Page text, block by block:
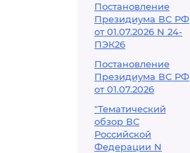
Постановление
Президиума ВС РФ
от 01.07.2026 N 24-
ПЭК26
Постановление
Президиума ВС РФ
от 01.07.2026
"Тематический
обзор ВС
Российской
Федерации N